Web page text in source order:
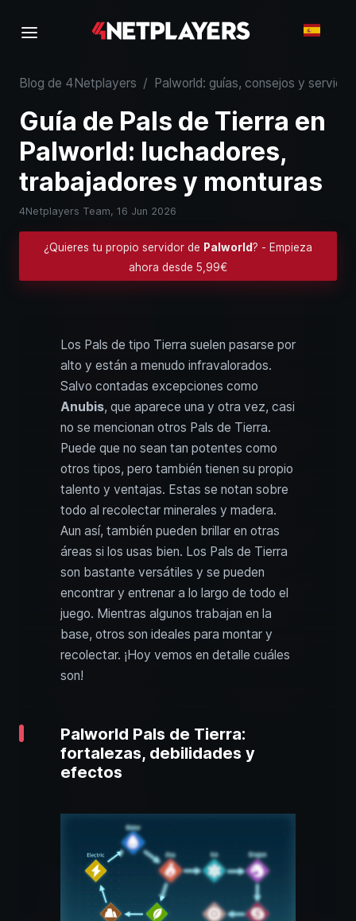
Blog de 4Netplayers / Palworld: guías, consejos y
Guía de Pals de Tierra en
Palworld: luchadores,
trabajadores y monturas
4Netplayers Team, 16 Jun 2026
¿Quieres tu propio servidor de Palworld? - Empieza
ahora desde 5,99€
Los Pals de tipo Tierra suelen pasarse por
alto y están a menudo infravalorados.
Salvo contadas excepciones como
Anubis, que aparece una y otra vez, casi
no se mencionan otros Pals de Tierra.
Puede que no sean tan potentes como
otros tipos, pero también tienen su propio
talento y ventajas. Estas se notan sobre
todo al recolectar minerales y madera.
Aun así, también pueden brillar en otras
áreas si los usas bien. Los Pals de Tierra
son bastante versátiles y se pueden
encontrar y entrenar a lo largo de todo el
juego. Mientras algunos trabajan en la
base, otros son ideales para montar y
recolectar. ¡Hoy vemos en detalle cuáles
son!
Palworld Pals de Tierra:
fortalezas, debilidades y
efectos